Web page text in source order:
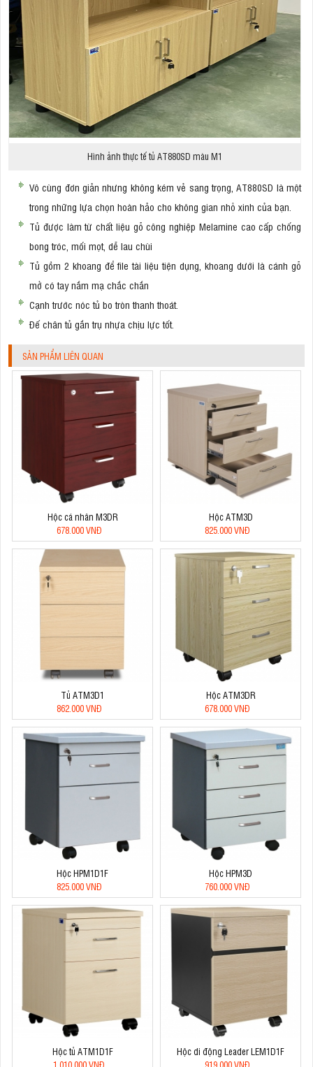
Hình ảnh thực tế tủ AT880SD màu M1
Vô cùng đơn giản nhưng không kém vẻ sang trọng, AT880SD là một
trong những lựa chọn hoàn hảo cho không gian nhỏ xinh của bạn.
Tủ được làm từ chất liệu gỗ công nghiệp Melamine cao cấp chống
bong tróc, mối mọt, dễ lau chùi
Tủ gồm 2 khoang để file tài liệu tiện dụng, khoang dưới là cánh gỗ
mở có tay nắm mạ chắc chắn
Cạnh trước nóc tủ bo tròn thanh thoát.
Đế chân tủ gắn trụ nhựa chịu lực tốt.
SẢN PHẨM LIÊN QUAN
Hộc cá nhân M3DR
678.000 VNĐ
Hộc ATM3D
825.000 VNĐ
Tủ ATM3D1
862.000 VNĐ
Hộc ATM3DR
678.000 VNĐ
Hộc HPM1D1F
825.000 VNĐ
Hộc HPM3D
760.000 VNĐ
Hộc tủ ATM1D1F
1.010.000 VNĐ
Hộc di động Leader LEM1D1F
919.000 VNĐ